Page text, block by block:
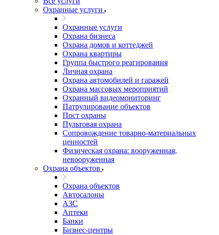
Охранные услуги
Охранные услуги
Охрана бизнеса
Охрана домов и коттеджей
Охрана квартиры
Группа быстрого реагирования
Личная охрана
Охрана автомобилей и гаражей
Охрана массовых мероприятий
Охранный видеомониторинг
Патрулирование объектов
Пост охраны
Пультовая охрана
Сопровождение товарно-материальных
ценностей
Физическая охрана: вооруженная,
невооруженная
Охрана объектов
Охрана объектов
Автосалоны
АЗС
Аптеки
Банки
Бизнес-центры